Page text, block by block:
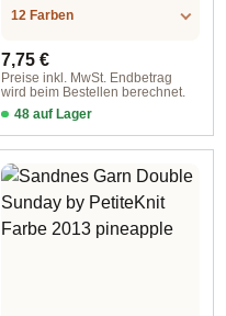
.LABEL.MATERI
12 Farben
Regulärer Preis:
7,75 €
Preise inkl. MwSt. Endbetrag
wird beim Bestellen berechnet.
48 auf Lager
75 m / 10010